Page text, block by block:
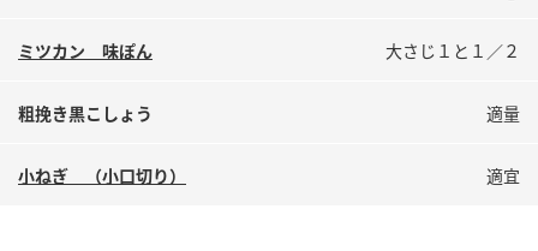
ミツカン 味ぽん 大さじ１と１／２
粗挽き黒こしょう 適量
小ねぎ （小口切り） 適宜